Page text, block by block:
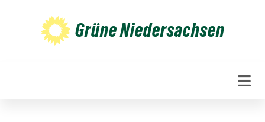
Grüne Niedersachsen